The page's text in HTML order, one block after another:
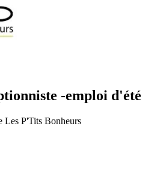
-emploi d'été
Les P'Tits Bonheurs